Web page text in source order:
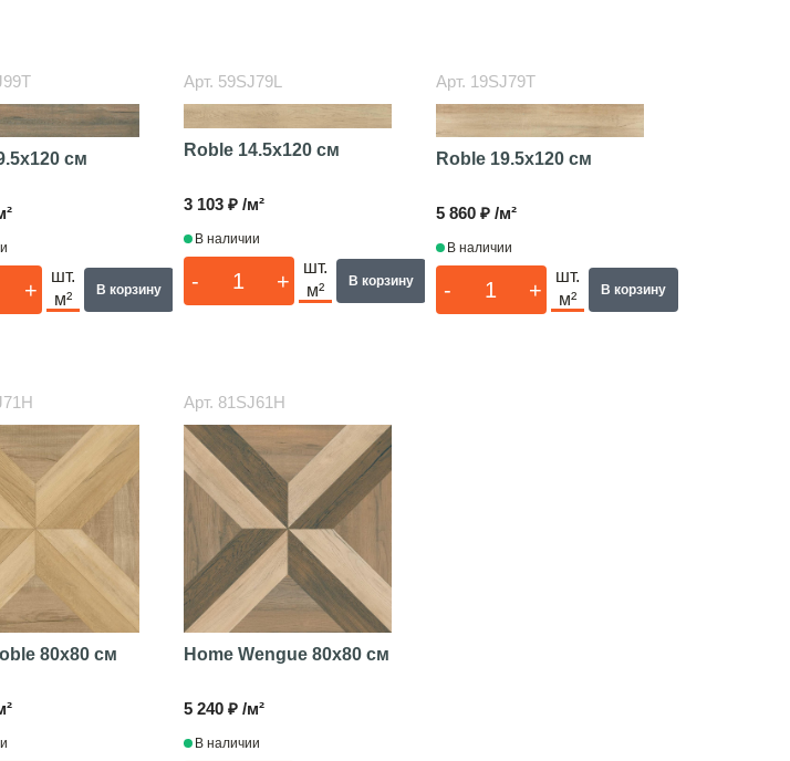
см
+
шт.
м²
В корзину
Арт. 59SJ79L
Roble 14.5x120 см
3 103 ₽ /м²
В наличии
- +
шт.
м²
В корзину
Арт. 19SJ79T
Roble 19.5x120 см
5 860 ₽ /м²
В наличии
- +
шт.
м²
В корзину
80x80 см
Арт. 81SJ61H
Home Wengue 80x80 см
5 240 ₽ /м²
В наличии